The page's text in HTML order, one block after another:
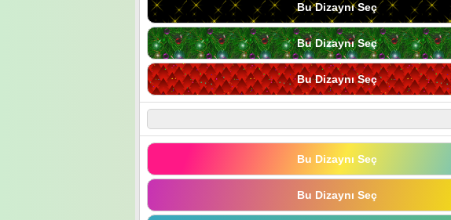
Bu Dizaynı Seç
Bu Dizaynı Seç
Bu Dizaynı Seç
Bu Dizaynı Seç
Bu Dizaynı Seç